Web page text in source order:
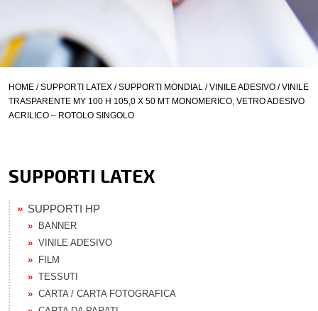
HOME /SUPPORTI LATEX /SUPPORTI MONDIAL /VINILE ADESIVO / VINILE
TRASPARENTE MY 100 H 105,0 X 50 MT MONOMERICO, VETRO ADESIVO
ACRILICO – ROTOLO SINGOLO
SUPPORTI LATEX
SUPPORTI HP
BANNER
VINILE ADESIVO
FILM
TESSUTI
CARTA / CARTA FOTOGRAFICA